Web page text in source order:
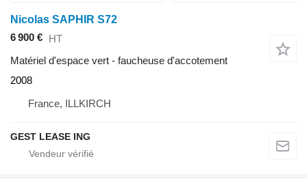
Nicolas SAPHIR S72
6 900 € HT
Matériel d'espace vert - faucheuse d'accotement
2008
France, ILLKIRCH
GEST LEASE ING